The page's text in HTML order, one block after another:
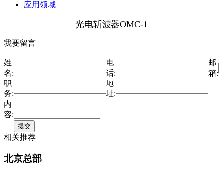
应用领域
光电斩波器OMC-1
我要留言
姓
名:
电
话:
邮
箱:
职
务:
地
址:
内
容:
相关推荐
北京总部